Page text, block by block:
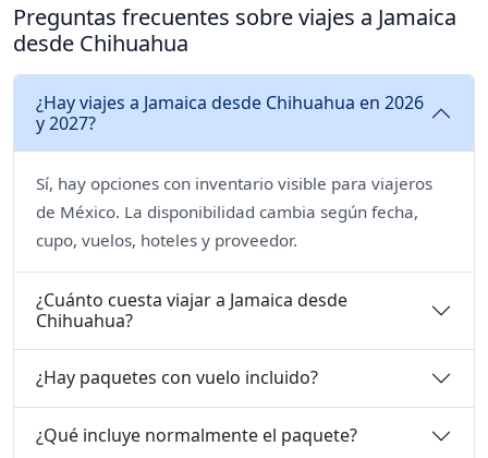
Preguntas frecuentes sobre viajes a Jamaica
desde Chihuahua
¿Hay viajes a Jamaica desde Chihuahua en 2026
y 2027?
Sí, hay opciones con inventario visible para viajeros
de México. La disponibilidad cambia según fecha,
cupo, vuelos, hoteles y proveedor.
¿Cuánto cuesta viajar a Jamaica desde
Chihuahua?
¿Hay paquetes con vuelo incluido?
¿Qué incluye normalmente el paquete?